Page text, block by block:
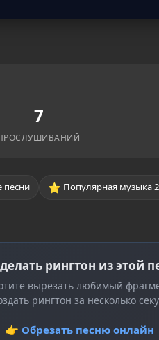
7
песни ⭐ Популярная музыка
рингтон из этой
вырезать любимый
рингтон за несколько
👉 Обрезать песню онлайн